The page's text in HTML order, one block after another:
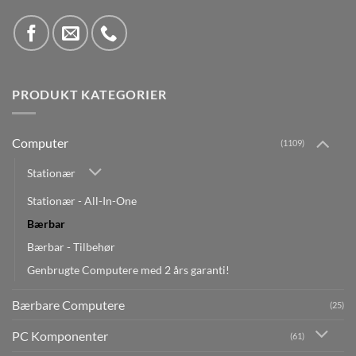
PRODUKT KATEGORIER
Computer (1109)
Stationær
Stationær - All-In-One
Bærbar
Bærbar - Tilbehør
Genbrugte Computere med 2 års garanti!
Bærbare Computere (25)
PC Komponenter (61)